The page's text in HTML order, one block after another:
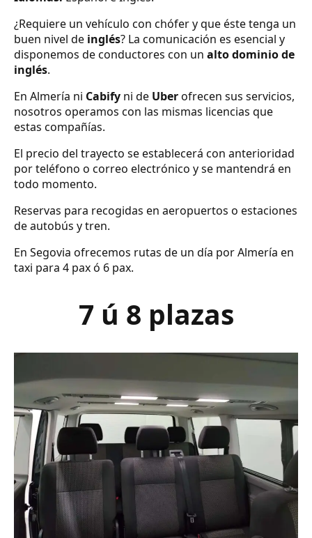
¿Requiere un vehículo con chófer y que éste tenga un
buen nivel de inglés? La comunicación es esencial y
disponemos de conductores con un alto dominio de
inglés.
En Almería ni Cabify ni de Uberofrecen sus servicios,
nosotros operamos con las mismas licencias que
estas compañías.
El precio del trayecto se establecerá con anterioridad
por teléfono o correo electrónico y se mantendrá en
todo momento.
Reservas para recogidas en aeropuertos o estaciones
de autobús y tren.
En Segovia ofrecemos rutas de un día por Almería en
taxi para 4 pax ó 6 pax.
7 ú 8 plazas